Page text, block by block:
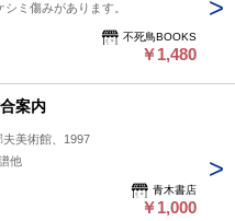
ミ傷みがあります。
不死鳥BOOKS
￥1,480
案内
美術館、1997
他
青木書店
￥1,000